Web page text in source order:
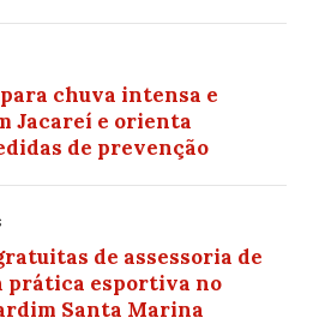
chuva intensa e
Jacareí e orienta
de prevenção
de assessoria de
esportiva no
Santa Marina